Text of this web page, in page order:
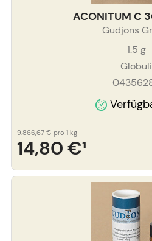
ACONITUM C
Gudjons
1.5 g
Globuli
14,80 €¹
9.866,67 € pro 1 kg